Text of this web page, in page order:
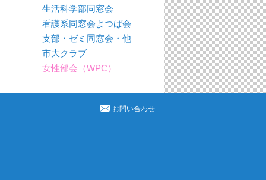
生活科学部同窓会
看護系同窓会よつば会
支部・ゼミ同窓会・他
市大クラブ
女性部会（WPC）
お問い合わせ